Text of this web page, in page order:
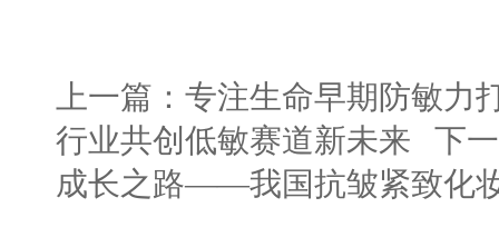
上一篇： 专注生命早期防敏力
行业共创低敏赛道新未来 下
成长之路——我国抗皱紧致化